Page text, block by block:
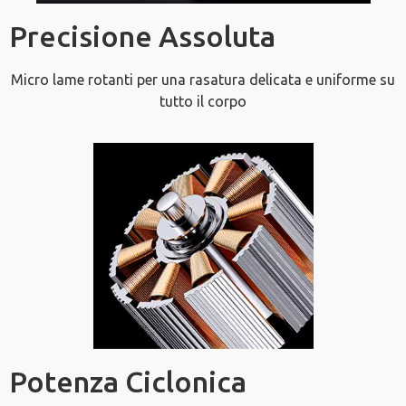
Precisione Assoluta
Micro lame rotanti per una rasatura delicata e uniforme su
tutto il corpo
Potenza Ciclonica